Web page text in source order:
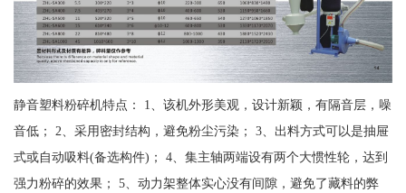
静音塑料粉碎机特点： 1、该机外形美观，设计新颖，有隔音层，噪
音低； 2、采用密封结构，避免粉尘污染； 3、出料方式可以是抽屉
式或自动吸料(备选构件)； 4、集主轴两端设有两个大惯性轮，达到
强力粉碎的效果； 5、动力架整体实心没有间隙，避免了藏料的弊